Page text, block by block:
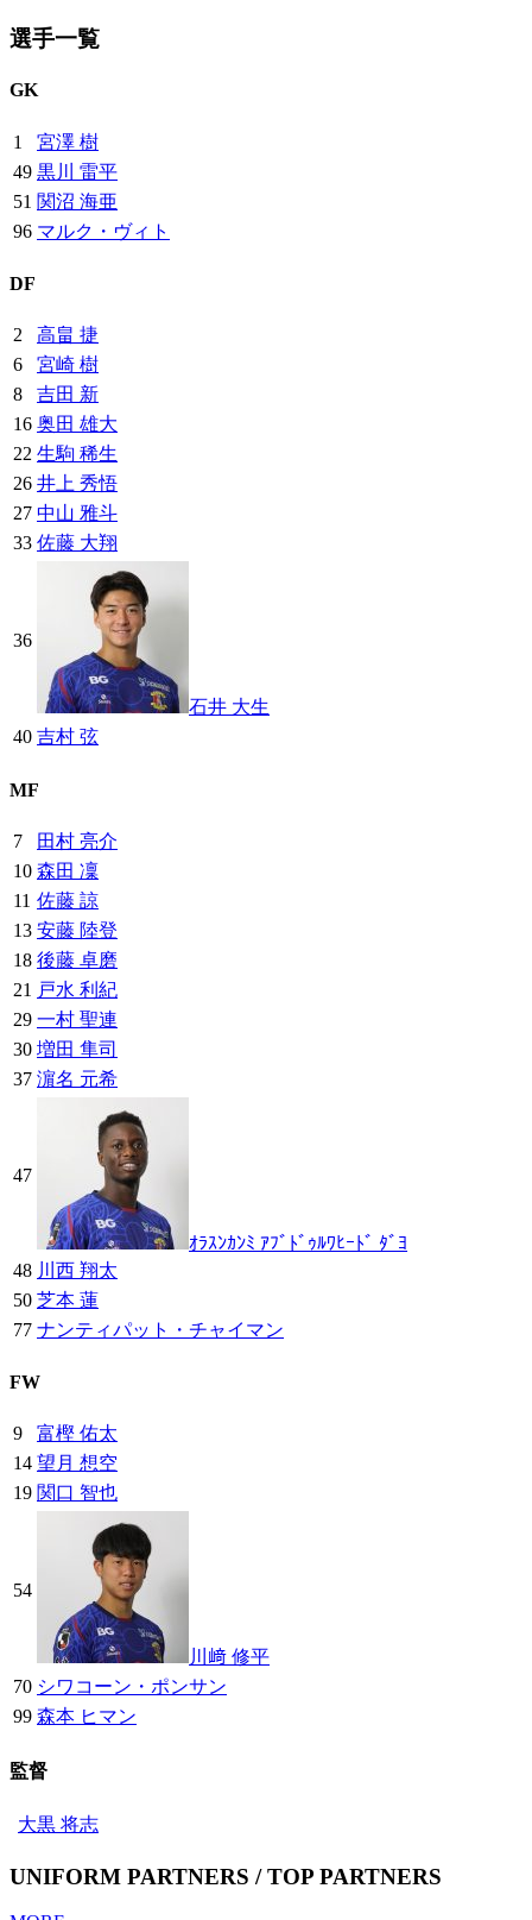
選手一覧
GK
1
宮澤 樹
49 黒川 雷平
51 関沼 海亜
96 マルク・ヴィト
DF
2
高畠 捷
6
宮崎 樹
8
吉田 新
16 奥田 雄大
22 生駒 稀生
26 井上 秀悟
27 中山 雅斗
33 佐藤 大翔
36
石井 大生
40 吉村 弦
MF
7
田村 亮介
10 森田 凜
11 佐藤 諒
13 安藤 陸登
18 後藤 卓磨
21 戸水 利紀
29 一村 聖連
30 増田 隼司
37 濵名 元希
47
ｵﾗｽﾝｶﾝﾐ ｱﾌﾞﾄﾞｩﾙﾜﾋｰﾄﾞ ﾀﾞﾖ
48 川西 翔太
50 芝本 蓮
77 ナンティパット・チャイマン
FW
9
富樫 佑太
14 望月 想空
19 関口 智也
54
川﨑 修平
70 シワコーン・ポンサン
99 森本 ヒマン
監督
大黒 将志
UNIFORM PARTNERS / TOP PARTNERS